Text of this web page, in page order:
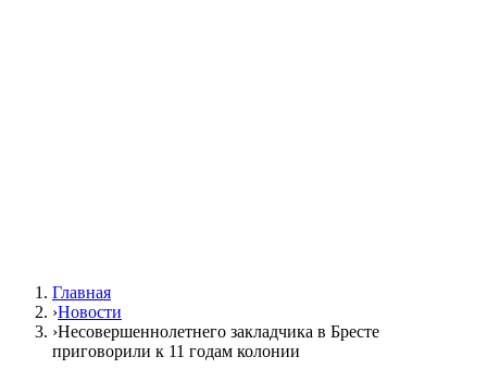
Главная
›Новости
›Несовершеннолетнего закладчика в Бресте
приговорили к 11 годам колонии